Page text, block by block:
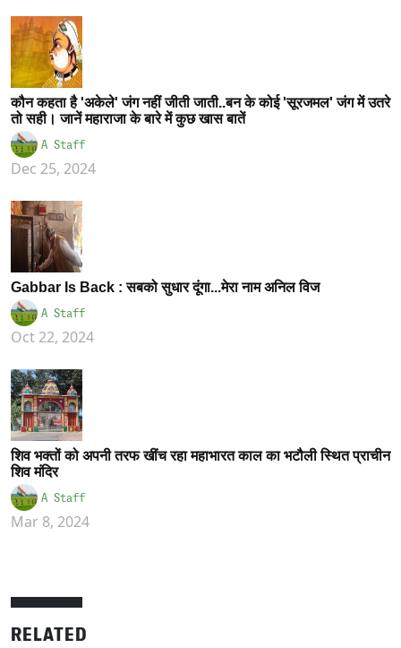
कौन कहता है 'अकेले' जंग नहीं जीती जाती..बन के कोई 'सूरजमल' जंग में उतरे
तो सही। जानें महाराजा के बारे में कुछ खास बातें
A Staff
Dec 25, 2024
Gabbar Is Back : सबको सुधार दूंगा...मेरा नाम अनिल विज
A Staff
Oct 22, 2024
शिव भक्तों को अपनी तरफ खींच रहा महाभारत काल का भटौली स्थित प्राचीन
शिव मंदिर
A Staff
Mar 8, 2024
RELATED